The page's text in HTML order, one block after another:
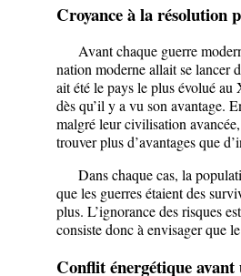
Croyance à la résolution
Avant chaque guerre
nation moderne allait se lancer
ait été le pays le plus évolué
dès qu’il y a vu son avantage.
malgré leur civilisation
trouver plus d’avantages que
Dans chaque cas, la
que les guerres étaient des
plus. L’ignorance des risques
consiste donc à envisager que
Conflit énergétique